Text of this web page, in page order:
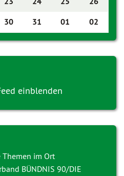
30 31 01 02
einblenden
Themen im Ort
BÜNDNIS 90/DIE